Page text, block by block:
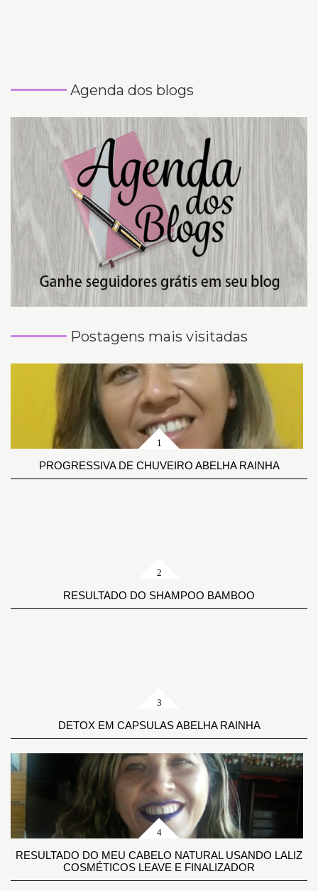
Agenda dos blogs
Postagens mais visitadas
PROGRESSIVA DE CHUVEIRO ABELHA RAINHA
RESULTADO DO SHAMPOO BAMBOO
DETOX EM CAPSULAS ABELHA RAINHA
RESULTADO DO MEU CABELO NATURAL USANDO LALIZ
COSMÉTICOS LEAVE E FINALIZADOR